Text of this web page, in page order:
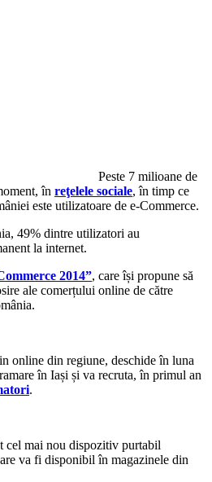
Peste 7 milioane de
în reţelele sociale, în timp ce
este utilizatoare de e-Commerce.
49% dintre utilizatori au
la internet.
2014”, care își propune să
ale comerțului online de către
online din regiune, deschide în luna
în Iași și va recruta, în primul an
.
cel mai nou dispozitiv purtabil
va fi disponibil în magazinele din